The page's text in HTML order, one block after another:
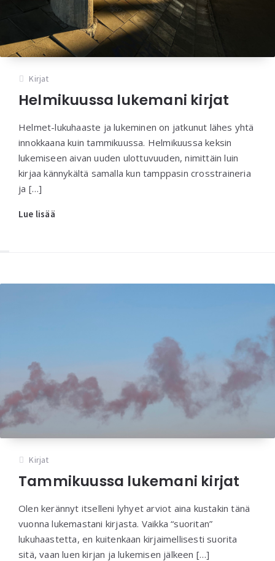
Kirjat
Helmikuussa lukemani kirjat
Helmet-lukuhaaste ja lukeminen on jatkunut lähes yhtä
innokkaana kuin tammikuussa. Helmikuussa keksin
lukemiseen aivan uuden ulottuvuuden, nimittäin luin
kirjaa kännykältä samalla kun tamppasin crosstraineria
ja […]
Lue lisää
Kirjat
Tammikuussa lukemani kirjat
Olen kerännyt itselleni lyhyet arviot aina kustakin tänä
vuonna lukemastani kirjasta. Vaikka “suoritan”
lukuhaastetta, en kuitenkaan kirjaimellisesti suorita
sitä, vaan luen kirjan ja lukemisen jälkeen […]